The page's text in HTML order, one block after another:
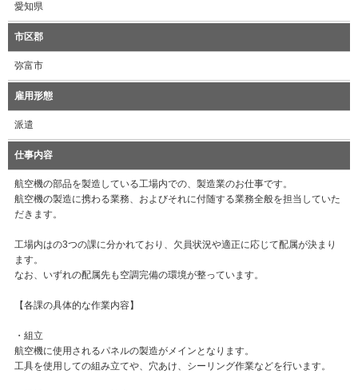
愛知県
市区郡
弥富市
雇用形態
派遣
仕事内容
航空機の部品を製造している工場内での、製造業のお仕事です。
航空機の製造に携わる業務、およびそれに付随する業務全般を担当していた
だきます。
工場内はの3つの課に分かれており、欠員状況や適正に応じて配属が決まり
ます。
なお、いずれの配属先も空調完備の環境が整っています。
【各課の具体的な作業内容】
・組立
航空機に使用されるパネルの製造がメインとなります。
工具を使用しての組み立てや、穴あけ、シーリング作業などを行います。